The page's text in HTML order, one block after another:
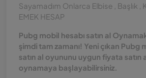
Sayamadım Onlarca Elbise , Başlık ,
EMEK HESAP
Pubg mobil hesabı satın al
şimdi tam zamanı! Yeni çıkan Pubg
satın al oyununu uygun fiyata satın
oynamaya başlayabilirsiniz.